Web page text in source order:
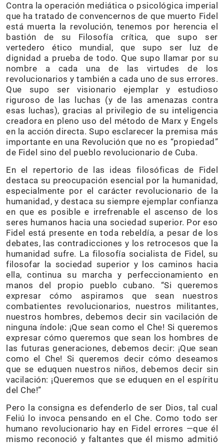
Contra la operación mediática o psicológica imperial
que ha tratado de convencernos de que muerto Fidel
está muerta la revolución, tenemos por herencia el
bastión de su Filosofía crítica, que supo ser
vertedero ético mundial, que supo ser luz de
dignidad a prueba de todo. Que supo llamar por su
nombre a cada una de las virtudes de los
revolucionarios y también a cada uno de sus errores.
Que supo ser visionario ejemplar y estudioso
riguroso de las luchas (y de las amenazas contra
esas luchas), gracias al privilegio de su inteligencia
creadora en pleno uso del método de Marx y Engels
en la acción directa. Supo esclarecer la premisa más
importante en una Revolución que no es “propiedad”
de Fidel sino del pueblo revolucionario de Cuba.
En el repertorio de las ideas filosóficas de Fidel
destaca su preocupación esencial por la humanidad,
especialmente por el carácter revolucionario de la
humanidad, y destaca su siempre ejemplar confianza
en que es posible e irrefrenable el ascenso de los
seres humanos hacia una sociedad superior. Por eso
Fidel está presente en toda rebeldía, a pesar de los
debates, las contradicciones y los retrocesos que la
humanidad sufre. La filosofía socialista de Fidel, su
filosofar la sociedad superior y los caminos hacia
ella, continua su marcha y perfeccionamiento en
manos del propio pueblo cubano. “Si queremos
expresar cómo aspiramos que sean nuestros
combatientes revolucionarios, nuestros militantes,
nuestros hombres, debemos decir sin vacilación de
ninguna índole: ¡Que sean como el Che! Si queremos
expresar cómo queremos que sean los hombres de
las futuras generaciones, debemos decir: ¡Que sean
como el Che! Si queremos decir cómo deseamos
que se eduquen nuestros niños, debemos decir sin
vacilación: ¡Queremos que se eduquen en el espíritu
del Che!”
Pero la consigna es defenderlo de ser Dios, tal cual
Feliú lo invoca pensando en el Che. Como todo ser
humano revolucionario hay en Fidel errores —que él
mismo reconoció y faltantes que él mismo admitió